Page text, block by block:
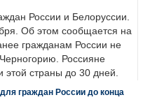
России и Белоруссии.
Об этом сообщается на
гражданам России не
Россияне
этой страны до 30 дней.
граждан России до конца